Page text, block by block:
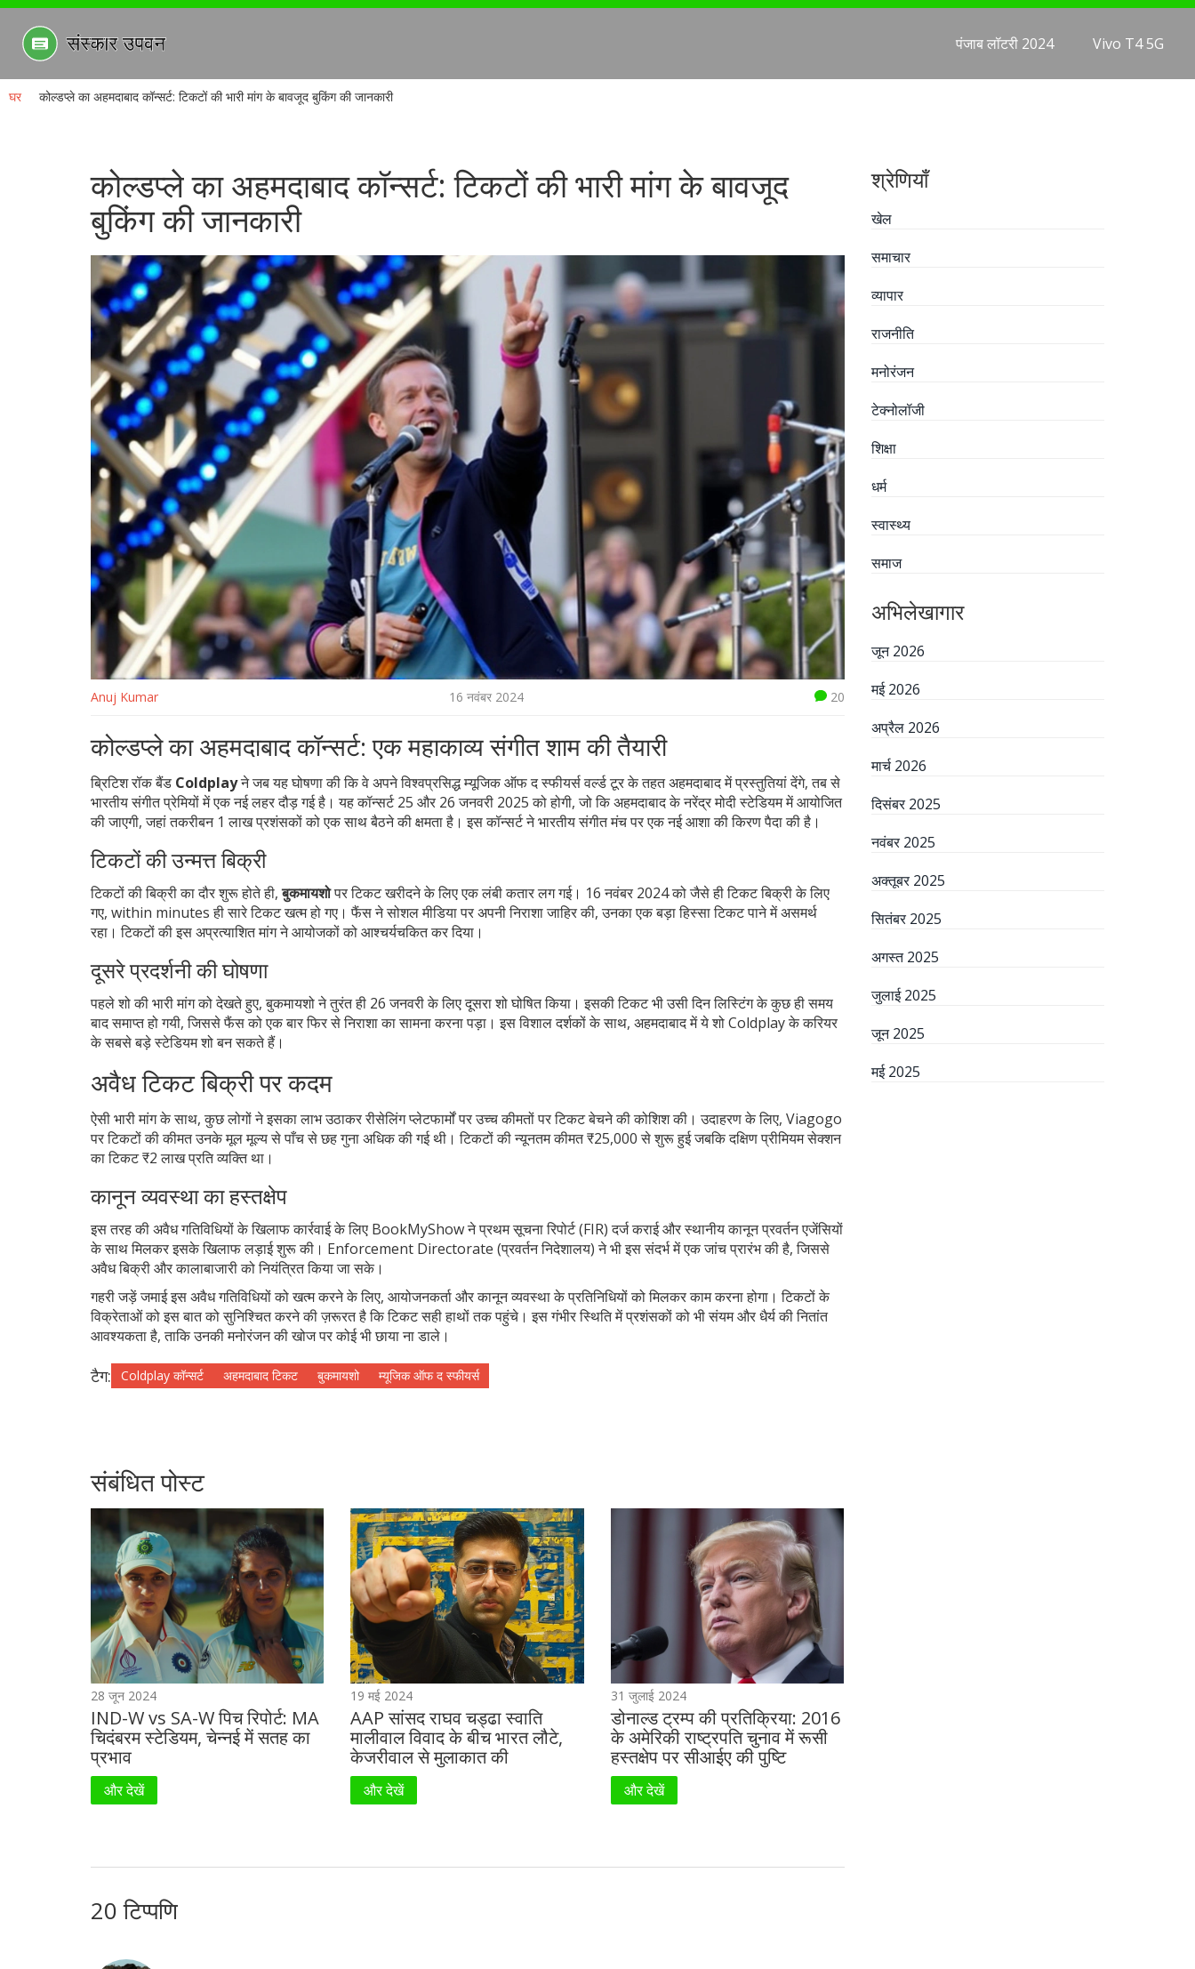
पंजाब लॉटरी 2024 Vivo T4 5G
घर कोल्डप्ले का अहमदाबाद कॉन्सर्ट: टिकटों की भारी मांग के बावजूद बुकिंग की जानकारी
कोल्डप्ले का अहमदाबाद कॉन्सर्ट: टिकटों की भारी मांग के बावजूद
बुकिंग की जानकारी
Anuj Kumar 16 नवंबर 2024 20
कोल्डप्ले का अहमदाबाद कॉन्सर्ट: एक महाकाव्य संगीत शाम की तैयारी
ब्रिटिश रॉक बैंड Coldplayने जब यह घोषणा की कि वे अपने विश्वप्रसिद्ध म्यूजिक ऑफ द स्फीयर्स वर्ल्ड टूर के तहत अहमदाबाद में प्रस्तुतियां देंगे, तब से
भारतीय संगीत प्रेमियों में एक नई लहर दौड़ गई है। यह कॉन्सर्ट 25 और 26 जनवरी 2025 को होगी, जो कि अहमदाबाद के नरेंद्र मोदी स्टेडियम में आयोजित
की जाएगी, जहां तकरीबन 1 लाख प्रशंसकों को एक साथ बैठने की क्षमता है। इस कॉन्सर्ट ने भारतीय संगीत मंच पर एक नई आशा की किरण पैदा की है।
टिकटों की उन्मत्त बिक्री
टिकटों की बिक्री का दौर शुरू होते ही,बुकमायशोपर टिकट खरीदने के लिए एक लंबी कतार लग गई। 16 नवंबर 2024 को जैसे ही टिकट बिक्री के लिए
गए, within minutes ही सारे टिकट खत्म हो गए। फैंस ने सोशल मीडिया पर अपनी निराशा जाहिर की, उनका एक बड़ा हिस्सा टिकट पाने में असमर्थ
रहा। टिकटों की इस अप्रत्याशित मांग ने आयोजकों को आश्चर्यचकित कर दिया।
दूसरे प्रदर्शनी की घोषणा
पहले शो की भारी मांग को देखते हुए, बुकमायशो ने तुरंत ही 26 जनवरी के लिए दूसरा शो घोषित किया। इसकी टिकट भी उसी दिन लिस्टिंग के कुछ ही समय
बाद समाप्त हो गयी, जिससे फैंस को एक बार फिर से निराशा का सामना करना पड़ा। इस विशाल दर्शकों के साथ, अहमदाबाद में ये शो Coldplay के करियर
के सबसे बड़े स्टेडियम शो बन सकते हैं।
अवैध टिकट बिक्री पर कदम
ऐसी भारी मांग के साथ, कुछ लोगों ने इसका लाभ उठाकर रीसेलिंग प्लेटफार्मों पर उच्च कीमतों पर टिकट बेचने की कोशिश की। उदाहरण के लिए, Viagogo
पर टिकटों की कीमत उनके मूल मूल्य से पाँच से छह गुना अधिक की गई थी। टिकटों की न्यूनतम कीमत ₹25,000 से शुरू हुई जबकि दक्षिण प्रीमियम सेक्शन
का टिकट ₹2 लाख प्रति व्यक्ति था।
कानून व्यवस्था का हस्तक्षेप
इस तरह की अवैध गतिविधियों के खिलाफ कार्रवाई के लिए BookMyShow ने प्रथम सूचना रिपोर्ट (FIR) दर्ज कराई और स्थानीय कानून प्रवर्तन एजेंसियों
के साथ मिलकर इसके खिलाफ लड़ाई शुरू की। Enforcement Directorate (प्रवर्तन निदेशालय) ने भी इस संदर्भ में एक जांच प्रारंभ की है, जिससे
अवैध बिक्री और कालाबाजारी को नियंत्रित किया जा सके।
गहरी जड़ें जमाई इस अवैध गतिविधियों को खत्म करने के लिए, आयोजनकर्ता और कानून व्यवस्था के प्रतिनिधियों को मिलकर काम करना होगा। टिकटों के
विक्रेताओं को इस बात को सुनिश्चित करने की ज़रूरत है कि टिकट सही हाथों तक पहुंचे। इस गंभीर स्थिति में प्रशंसकों को भी संयम और धैर्य की नितांत
आवश्यकता है, ताकि उनकी मनोरंजन की खोज पर कोई भी छाया ना डाले।
टैग: Coldplay कॉन्सर्ट अहमदाबाद टिकट बुकमायशो म्यूजिक ऑफ द स्फीयर्स
संबंधित पोस्ट
28 जून 2024
IND-W vs SA-W पिच रिपोर्ट: MA
चिदंबरम स्टेडियम, चेन्नई में सतह का
प्रभाव
और देखें
19 मई 2024
AAP सांसद राघव चड्ढा स्वाति
मालीवाल विवाद के बीच भारत लौटे,
केजरीवाल से मुलाकात की
और देखें
31 जुलाई 2024
डोनाल्ड ट्रम्प की प्रतिक्रिया: 2016
के अमेरिकी राष्ट्रपति चुनाव में रूसी
हस्तक्षेप पर सीआईए की पुष्टि
और देखें
20 टिप्पणि
श्रेणियाँ
खेल
समाचार
व्यापार
राजनीति
मनोरंजन
टेक्नोलॉजी
शिक्षा
धर्म
स्वास्थ्य
समाज
अभिलेखागार
जून 2026
मई 2026
अप्रैल 2026
मार्च 2026
दिसंबर 2025
नवंबर 2025
अक्तूबर 2025
सितंबर 2025
अगस्त 2025
जुलाई 2025
जून 2025
मई 2025